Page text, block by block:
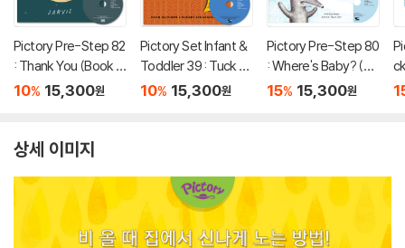
Pictory Pre-Step 82
: Thank You (Book +
CD)
10% 15,300원
Pictory Set Infant &
Toddler 39 : Tuck M
e In! (Book + CD)
10% 15,300원
Pictory Pre-Step 80
: Where's Baby? (Bo
ok + CD)
15% 15,300원
상세 이미지